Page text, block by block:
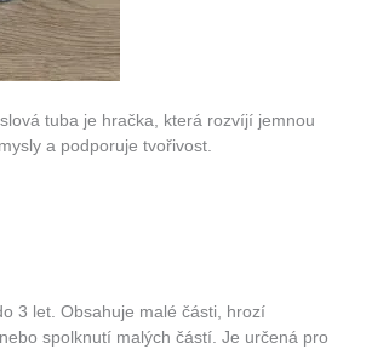
tuba je hračka, která rozvíjí jemnou
a podporuje tvořivost.
3 let. Obsahuje malé části, hrozí
spolknutí malých částí. Je určená pro